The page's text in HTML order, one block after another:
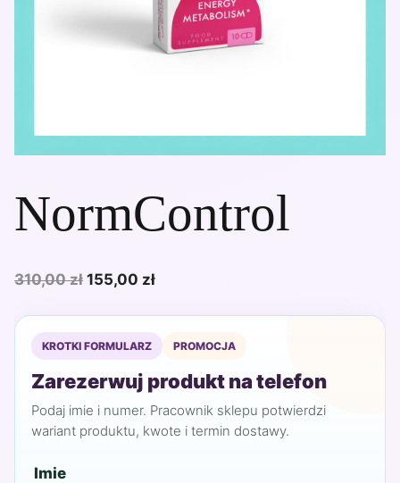
NormControl
310,00zł Pierwotna
310,00 zł.
155,00 złAktualna
155,00 zł.
KROTKI FORMULARZ PROMOCJA
Zarezerwuj produkt na telefon
Podaj imie i numer. Pracownik sklepu potwierdzi
wariant produktu, kwote i termin dostawy.
Imie